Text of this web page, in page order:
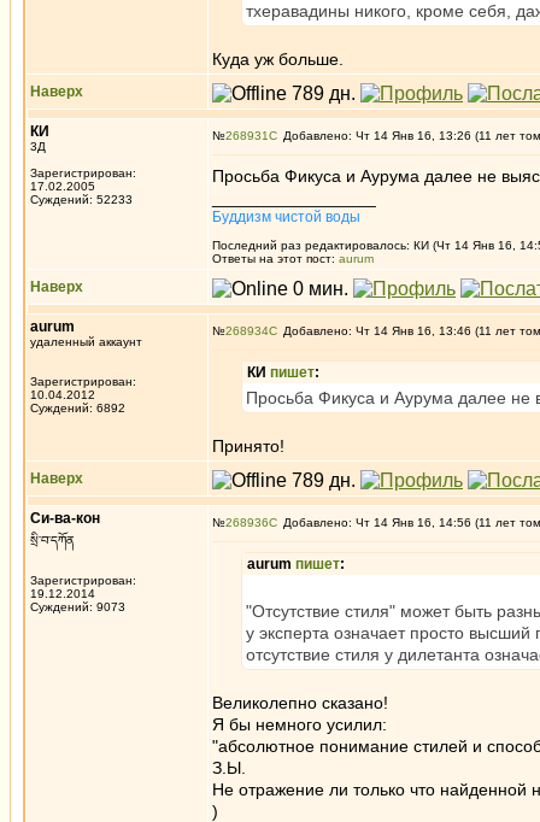
тхеравадины никого, кроме себя,
Куда уж больше.
Наверх
КИ
3Д
Зарегистрирован:
17.02.2005
Суждений: 52233
№268931 Добавлено: Чт 14 Янв 16, 13:26 (11 лет
Просьба Фикуса и Аурума далее не
Буддизм чистой воды
Последний раз редактировалось: КИ (Чт 14 Янв 16,
Ответы на этот пост: aurum
Наверх
aurum
удаленный аккаунт
Зарегистрирован:
10.04.2012
Суждений: 6892
№268934 Добавлено: Чт 14 Янв 16, 13:46 (11 лет
КИ пишет:
Просьба Фикуса и Аурума далее не
Принято!
Наверх
Си-ва-кон
སྲི་བ་དཀོན
Зарегистрирован:
19.12.2014
Суждений: 9073
№268936 Добавлено: Чт 14 Янв 16, 14:56 (11 лет
aurum пишет:
"Отсутствие стиля" может быть
у эксперта означает просто
отсутствие стиля у дилетанта
Великолепно сказано!
Я бы немного усилил:
"абсолютное понимание стилей и
З.Ы.
Не отражение ли только что найденной
)